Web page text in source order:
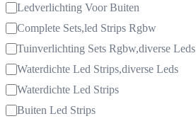
Ledverlichting Voor Buiten
Complete Sets,led Strips Rgbw
Tuinverlichting Sets Rgbw,diverse Leds
Waterdichte Led Strips,diverse Leds
Waterdichte Led Strips
Buiten Led Strips